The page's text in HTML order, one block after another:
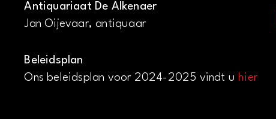
Antiquariaat De Alkenaer
Jan Oijevaar, antiquaar
Beleidsplan
Ons beleidsplan voor 2024-2025 vindt u hier